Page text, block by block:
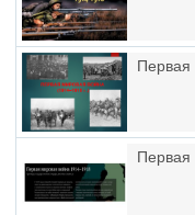
Первая
Первая